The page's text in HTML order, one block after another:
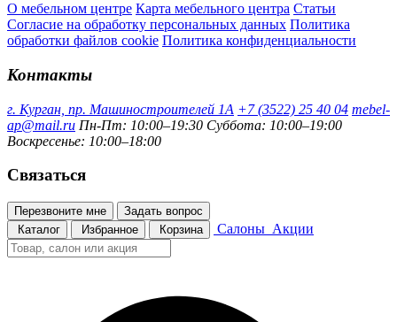
О мебельном центре Карта мебельного центра Статьи
Согласие на обработку персональных данных Политика
обработки файлов cookie Политика конфиденциальности
Контакты
г. Курган, пр. Машиностроителей 1А +7 (3522) 25 40 04 mebel-
ap@mail.ru Пн-Пт: 10:00–19:30 Суббота: 10:00–19:00
Воскресенье: 10:00–18:00
Связаться
Перезвоните мне
Задать вопрос
Каталог
Избранное Корзина Салоны Акции